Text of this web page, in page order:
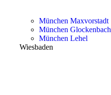
München Maxvorstadt
München Glockenbach
München Lehel
Wiesbaden